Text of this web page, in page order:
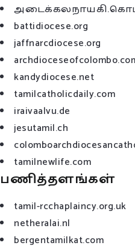
battidiocese.org
jaffnarcdiocese.org
kandydiocese.net
tamilcatholicdaily.com
iraivaalvu.de
jesutamil.ch
tamilnewlife.com
பணித்தளங்கள்
tamil-rcchaplaincy.org.uk
netheralai.nl
bergentamilkat.com